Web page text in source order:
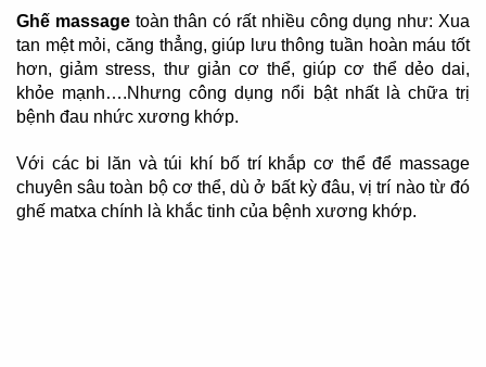
Ghế massagetoàn thân có rất nhiều công dụng như: Xua
tan mệt mỏi, căng thẳng, giúp lưu thông tuần hoàn máu tốt
hơn, giảm stress, thư giản cơ thể, giúp cơ thể dẻo dai,
khỏe mạnh….Nhưng công dụng nổi bật nhất là chữa trị
bệnh đau nhức xương khớp.
Với các bi lăn và túi khí bố trí khắp cơ thể để massage
chuyên sâu toàn bộ cơ thể, dù ở bất kỳ đâu, vị trí nào từ đó
ghế matxa chính là khắc tinh của bệnh xương khớp.